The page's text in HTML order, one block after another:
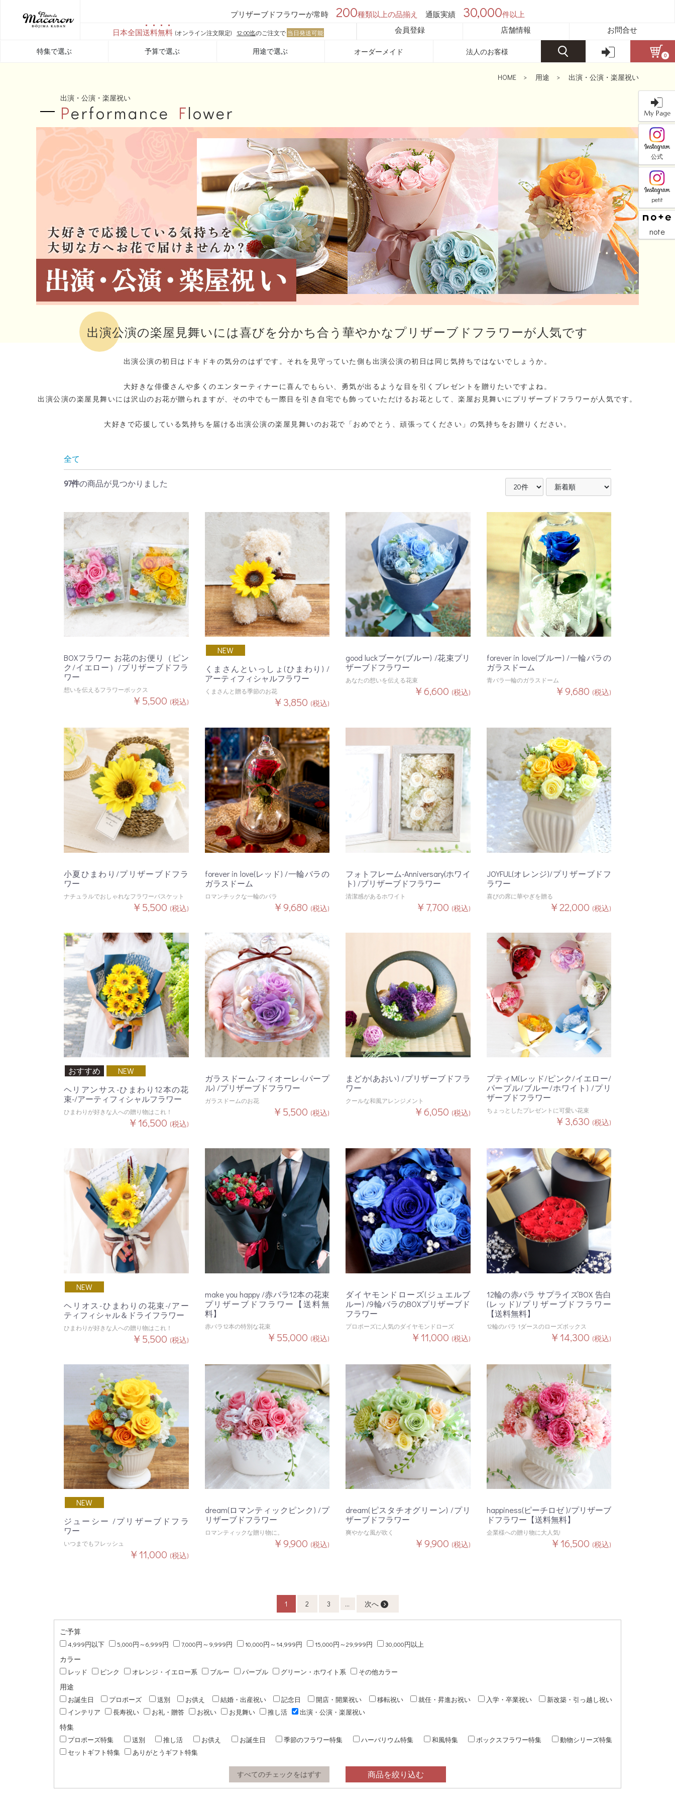
プリザーブドフラワーが常時 200種類以上の品揃え 通販実績 30,000件以上
日本全国送料無料 (オンライン注文限定) 12:00迄のご注文で 当日発送可能 会員登録 店舗情報 お問合せ
特集で選ぶ 予算で選ぶ 用途で選ぶ オーダーメイド 法人のお客様 0
HOME > 用途 > 出演・公演・楽屋祝い
出演・公演・楽屋祝い
Performance Flower
出演公演の楽屋見舞いには喜びを分かち合う華やかなプリザーブドフラワーが人気です
出演公演の初日はドキドキの気分のはずです。それを見守っていた側も出演公演の初日は同じ気持ちではないでしょうか。
大好きな俳優さんや多くのエンターティナーに喜んでもらい、勇気が出るような目を引くプレゼントを贈りたいですよね。
出演公演の楽屋見舞いには沢山のお花が贈られますが、その中でも一際目を引き自宅でも飾っていただけるお花として、楽屋お見舞いにプリザーブドフラワーが人気です。
大好きで応援している気持ちを届ける出演公演の楽屋見舞いのお花で「おめでとう、頑張ってください」の気持ちをお贈りください。
全て
97件の商品が見つかりました
BOXフラワー お花のお便り（ピン
ク/イエロー）/プリザーブドフラ
ワー
想いを伝えるフラワーボックス
￥5,500 (税込)
NEW
くまさんといっしょ(ひまわり) /
アーティフィシャルフラワー
くまさんと贈る季節のお花
￥3,850 (税込)
good luckブーケ(ブルー) /花束プリ
ザーブドフラワー
あなたの想いを伝える花束
￥6,600 (税込)
forever in love(ブルー) /一輪バラの
ガラスドーム
青バラ一輪のガラスドーム
￥9,680 (税込)
小夏ひまわり/プリザーブドフラ
ワー
ナチュラルでおしゃれなフラワーバスケット
￥5,500 (税込)
forever in love(レッド) /一輪バラの
ガラスドーム
ロマンチックな一輪のバラ
￥9,680 (税込)
フォトフレーム-Anniversary(ホワイ
ト) /プリザーブドフラワー
清潔感があるホワイト
￥7,700 (税込)
JOYFUL(オレンジ)/プリザーブドフ
ラワー
喜びの席に華やぎを贈る
￥22,000 (税込)
おすすめ
NEW
ヘリアンサス-ひまわり12本の花
束-/アーティフィシャルフラワー
ひまわりが好きな人への贈り物はこれ！
￥16,500 (税込)
ガラスドーム-フィオーレ-(パープ
ル) /プリザーブドフラワー
ガラスドームのお花
￥5,500 (税込)
まどか(あおい) /プリザーブドフラ
ワー
クールな和風アレンジメント
￥6,050 (税込)
プティM(レッド/ピンク/イエロー/
パープル/ブルー/ホワイト) /プリ
ザーブドフラワー
ちょっとしたプレゼントに可愛い花束
￥3,630 (税込)
NEW
ヘリオス-ひまわりの花束-/アー
ティフィシャル＆ドライフラワー
ひまわりが好きな人への贈り物はこれ！
￥5,500 (税込)
make you happy /赤バラ12本の花束
プリザーブドフラワー【送料無
料】
赤バラ12本の特別な花束
￥55,000 (税込)
ダイヤモンドローズ(ジュエルブ
ルー) /9輪バラのBOXプリザーブド
フラワー
プロポーズに人気のダイヤモンドローズ
￥11,000 (税込)
12輪の赤バラ サプライズBOX 告白
(レッド)/プリザーブドフラワー
【送料無料】
12輪のバラ 1ダースのローズボックス
￥14,300 (税込)
NEW
ジューシー /プリザーブドフラ
ワー
いつまでもフレッシュ
￥11,000 (税込)
dream(ロマンティックピンク) /プ
リザーブドフラワー
ロマンティックな贈り物に。
￥9,900 (税込)
dream(ピスタチオグリーン) /プリ
ザーブドフラワー
爽やかな風が吹く
￥9,900 (税込)
happiness(ピーチロゼ )/プリザーブ
ドフラワー【送料無料】
企業様への贈り物に大人気!
￥16,500 (税込)
1 2 3 ... 次へ
ご予算
4,999円以下 5,000円～6,999円 7,000円～9,999円 10,000円～14,999円 15,000円～29,999円 30,000円以上
カラー
レッド ピンク オレンジ・イエロー系 ブルー パープル グリーン・ホワイト系 その他カラー
用途
お誕生日 プロポーズ 送別 お供え 結婚・出産祝い 記念日 開店・開業祝い 移転祝い 就任・昇進お祝い 入学・卒業祝い
新改築・引っ越し祝い
インテリア
長寿祝い お礼・贈答 お祝い お見舞い 推し活 出演・公演・楽屋祝い
特集
プロポーズ特集 送別 推し活 お供え お誕生日 季節のフラワー特集 ハーバリウム特集 和風特集 ボックスフラワー特集
動物シリーズ特集
セットギフト特集
ありがとうギフト特集
すべてのチェックをはずす 商品を絞り込む
My Page
公式
petit
note